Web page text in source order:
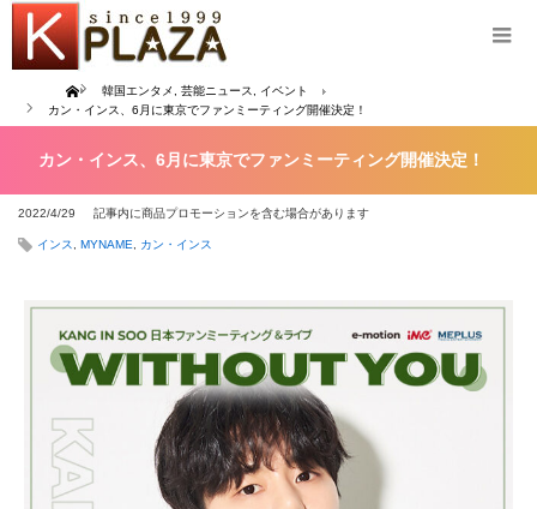
Home 韓国エンタメ 芸能ニュース
イベント
カン・インス、6月に東京でファンミーティング開催決定！
カン・インス、6月に東京でファンミーティング開催決定！
2022/4/29 記事内に商品プロモーションを含む場合があります
インス MYNAME カン・インス